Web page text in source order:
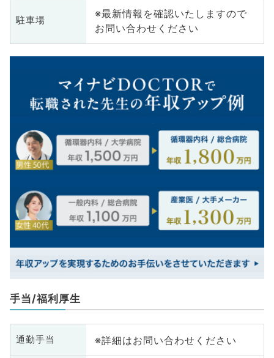
駐車場
※最新情報を確認いたしますので
お問い合わせください
手当/福利厚生
通勤手当 ※詳細はお問い合わせください